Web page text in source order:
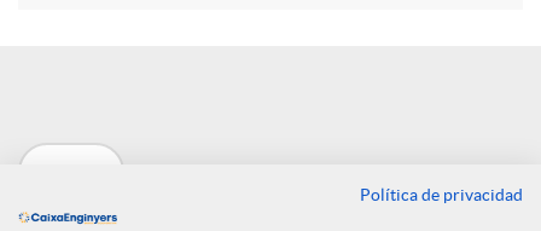
n
Política de privacidad